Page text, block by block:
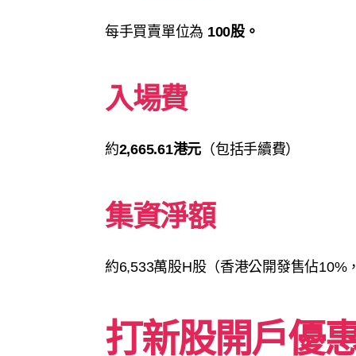
每手買賣單位為 100股。
入場費
約2,665.61港元 （包括手續費）
集資淨額
約6,533萬股H股（香港公開發售佔10%
打新股開戶優